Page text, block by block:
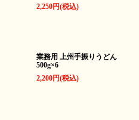
2,250円(税込)
業務用 上州手振りうどん
500g×6
2,200円(税込)